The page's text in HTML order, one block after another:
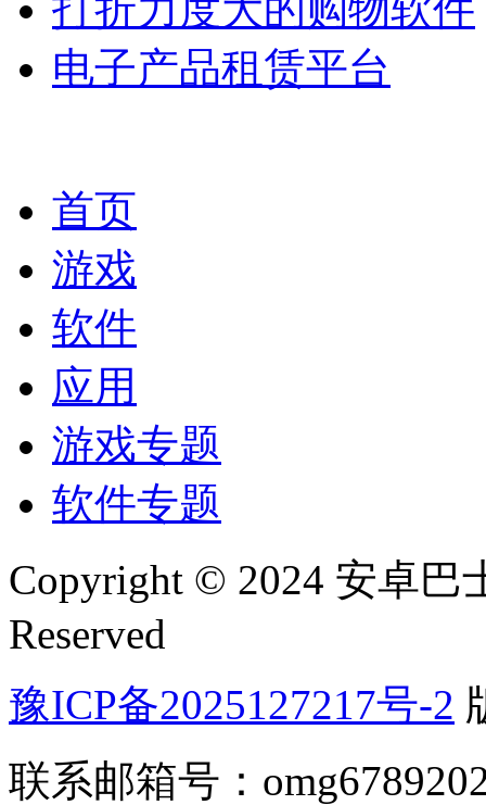
电子产品租赁平台
首页
游戏
软件
应用
游戏专题
软件专题
Copyright © 2024 安卓巴
Reserved
豫ICP备2025127217号-2
联系邮箱号：